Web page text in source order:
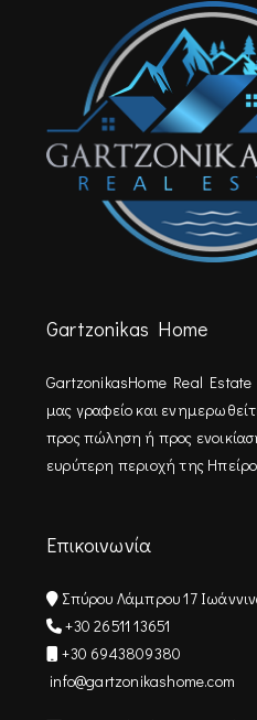
Gartzonikas Home
GartzonikasHome Real Estate
μας γραφείο και
προς πώληση ή προς
ευρύτερη περιοχή της
Επικοινωνία
Σπύρου Λάμπρου 17
+30 26511 13651
+30 6943809380
info@gartzonikashome.com